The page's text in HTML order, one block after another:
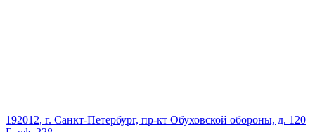
192012, г. Санкт-Петербург, пр-кт Обуховской обороны, д. 120